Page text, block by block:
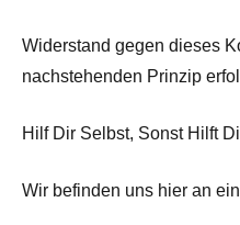
Widerstand gegen dieses
nachstehenden Prinzip
Hilf Dir Selbst, Sonst Hilft
Wir befinden uns hier an